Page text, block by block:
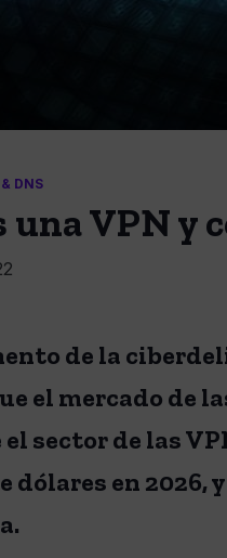
DNS
una VPN y
de la
el mercado de
el sector de las
dólares en 2026,